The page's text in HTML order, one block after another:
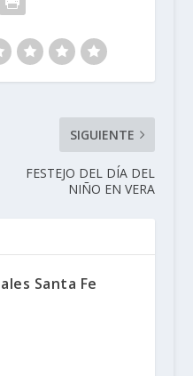
SIGUIENTE
FESTEJO DEL DÍA DEL
NIÑO EN VERA
Santa Fe